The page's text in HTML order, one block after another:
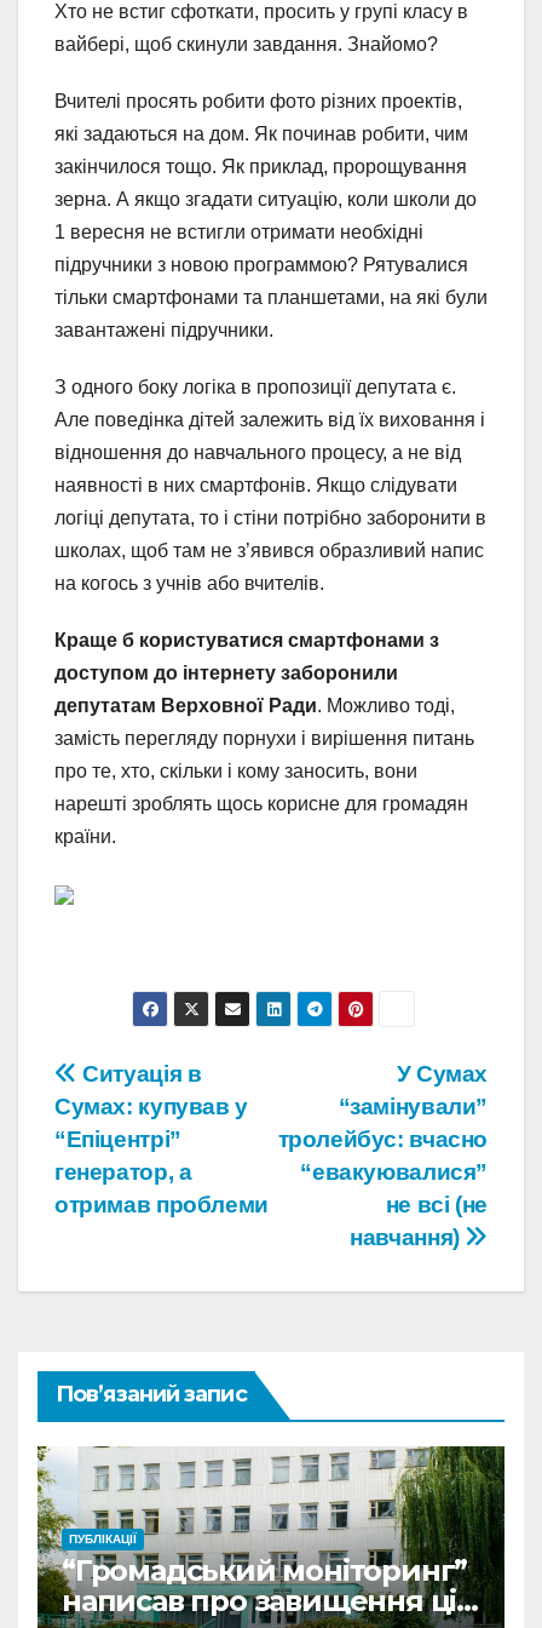
Хто не встиг сфоткати, просить у групі класу в
вайбері, щоб скинули завдання. Знайомо?
Вчителі просять робити фото різних проектів,
які задаються на дом. Як починав робити, чим
закінчилося тощо. Як приклад, пророщування
зерна. А якщо згадати ситуацію, коли школи до
1 вересня не встигли отримати необхідні
підручники з новою программою? Рятувалися
тільки смартфонами та планшетами, на які були
завантажені підручники.
З одного боку логіка в пропозиції депутата є.
Але поведінка дітей залежить від їх виховання і
відношення до навчального процесу, а не від
наявності в них смартфонів. Якщо слідувати
логіці депутата, то і стіни потрібно заборонити в
школах, щоб там не з’явився образливий напис
на когось з учнів або вчителів.
Краще б користуватися смартфонами з
доступом до інтернету заборонили
депутатам Верховної Ради. Можливо тоді,
замість перегляду порнухи і вирішення питань
про те, хто, скільки і кому заносить, вони
нарешті зроблять щось корисне для громадян
країни.
Навігація
записів
У Сумах
“замінували”
тролейбус: вчасно
“евакуювалися”
не всі (не
навчання)
Ситуація в
Сумах: купував у
“Епіцентрі”
генератор, а
отримав проблеми
Пов’язаний запис
ПУБЛІКАЦІЇ
“Громадський моніторинг”
написав про завищення цін